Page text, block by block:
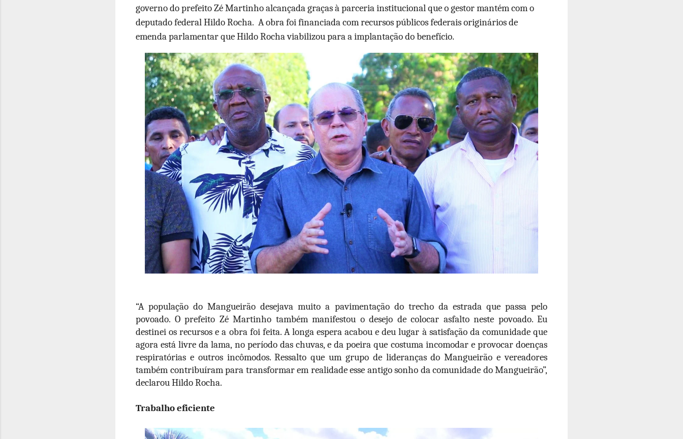
governo do prefeito Zé Martinho alcançada graças à parceria institucional que o gestor mantém com o
deputado federal Hildo Rocha. A obra foi financiada com recursos públicos federais originários de
emenda parlamentar que Hildo Rocha viabilizou para a implantação do benefício.
“A população do Mangueirão desejava muito a pavimentação do trecho da estrada que passa pelo
povoado. O prefeito Zé Martinho também manifestou o desejo de colocar asfalto neste povoado. Eu
destinei os recursos e a obra foi feita. A longa espera acabou e deu lugar à satisfação da comunidade que
agora está livre da lama, no período das chuvas, e da poeira que costuma incomodar e provocar doenças
respiratórias e outros incômodos. Ressalto que um grupo de lideranças do Mangueirão e vereadores
também contribuíram para transformar em realidade esse antigo sonho da comunidade do Mangueirão”,
declarou Hildo Rocha.
Trabalho eficiente